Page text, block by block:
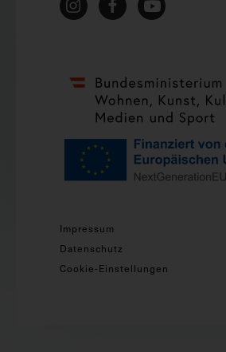
Impressum
Datenschutz
Cookie-Einstellungen